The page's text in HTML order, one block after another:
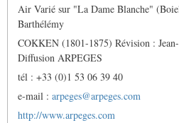
Air Varié sur "La Dame Blanche"
Barthélémy
COKKEN (1801-1875) Révision :
Diffusion ARPEGES
tél : +33 (0)1 53 06 39 40
e-mail : arpeges@arpeges.com
http://www.arpeges.com